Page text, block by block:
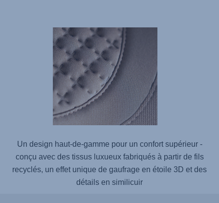
Un design haut-de-gamme pour un confort supérieur -
conçu avec des tissus luxueux fabriqués à partir de fils
recyclés, un effet unique de gaufrage en étoile 3D et des
détails en similicuir